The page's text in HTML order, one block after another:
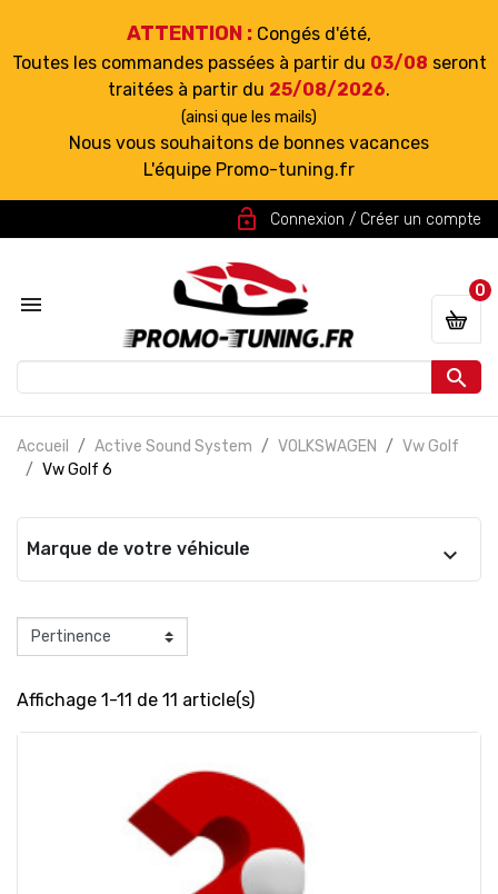
ATTENTION : Congés d'été,
Toutes les commandes passées à partir du 03/08 seront
traitées à partir du 25/08/2026.
(ainsi que les mails)
Nous vous souhaitons de bonnes vacances
L'équipe Promo-tuning.fr
lock_open Connexion / Créer un compte


0
Accueil Active Sound System VOLKSWAGEN
Vw Golf
Vw Golf 6
Marque de votre véhicule
Affichage 1-11 de 11 article(s)